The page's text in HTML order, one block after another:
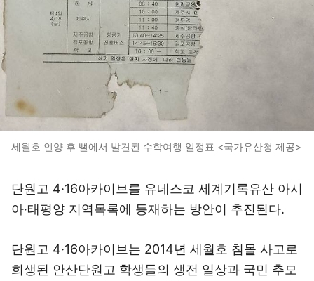
세월호 인양 후 뻘에서 발견된 수학여행 일정표 <국가유산청 제공>
단원고 4·16아카이브를 유네스코 세계기록유산 아시
아‧태평양 지역목록에 등재하는 방안이 추진된다.
단원고 4·16아카이브는 2014년 세월호 침몰 사고로
희생된 안산단원고 학생들의 생전 일상과 국민 추모